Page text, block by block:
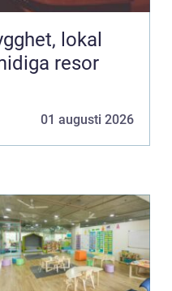
resor
01 augusti 2026